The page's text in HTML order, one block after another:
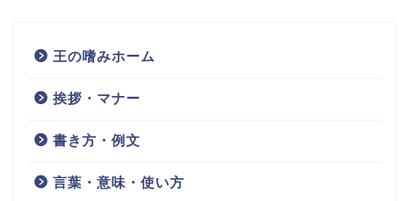
王の嗜みホーム
挨拶・マナー
書き方・例文
言葉・意味・使い方